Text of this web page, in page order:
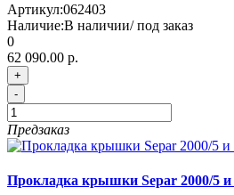
Артикул:062403
Наличие:В наличии/ под заказ
0
62 090.00 р.
+
-
Предзаказ
Прокладка крышки Separ 2000/5 и